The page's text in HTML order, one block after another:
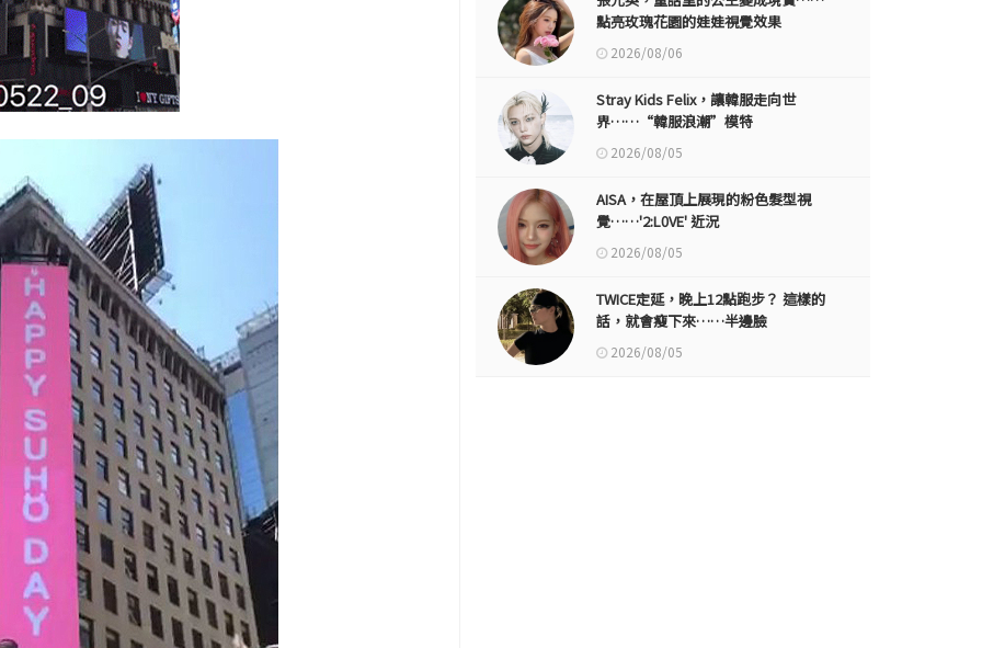
點亮玫瑰花園的娃娃視覺效果
2026/08/06
Stray Kids Felix，讓韓服走向世
界……“韓服浪潮”模特
2026/08/05
AISA，在屋頂上展現的粉色髮型視
覺……'2:L0VE' 近況
2026/08/05
TWICE定延，晚上12點跑步？ 這樣的
話，就會瘦下來……半邊臉
2026/08/05